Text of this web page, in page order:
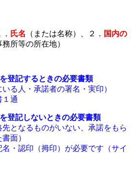
． 氏名 （または名称）、２． 国内の
所等の所在地）
登記するときの必要書類
る人・承諾者の署名・実印）
通
登記しないときの必要書類
となるものがいない、承諾をもら
面）
・認印（拇印）が必要です（サイ